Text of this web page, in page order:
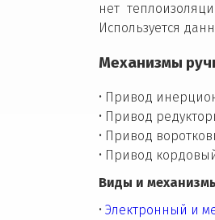
нет
Используется
Механизмы
• Привод
• Привод
• Привод
• Привод
Виды и
• Электронный и